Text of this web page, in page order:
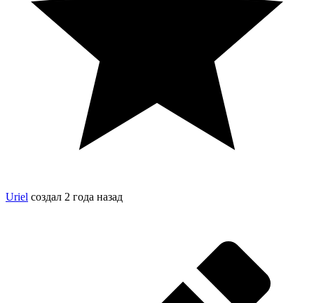
Uriel создал 2 года назад